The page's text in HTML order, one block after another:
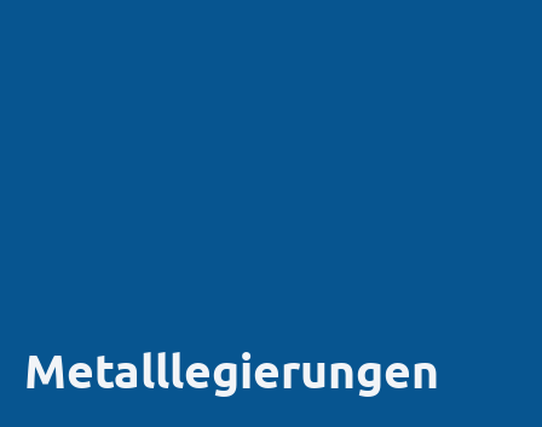
Metalllegierungen